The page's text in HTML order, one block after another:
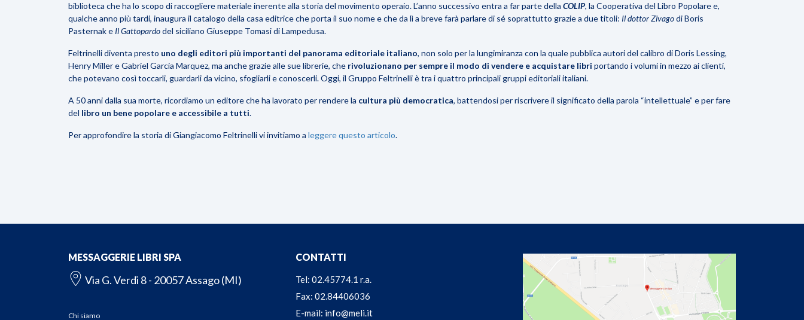
biblioteca che ha lo scopo di raccogliere materiale inerente alla storia del movimento operaio. L’anno successivo entra a far parte della COLIP, la Cooperativa del Libro Popolare e,
qualche anno più tardi, inaugura il catalogo della casa editrice che porta il suo nome e che da lì a breve farà parlare di sé soprattutto grazie a due titoli: Il dottor Zivagodi Boris
Pasternak e Il Gattopardodel siciliano Giuseppe Tomasi di Lampedusa.
Feltrinelli diventa presto uno degli editori più importanti del panorama editoriale italiano, non solo per la lungimiranza con la quale pubblica autori del calibro di Doris Lessing,
Henry Miller e Gabriel Garcia Marquez, ma anche grazie alle suelibrerie, che rivoluzionano per sempre il modo di vendere e acquistare libri portando i volumi in mezzo ai clienti,
che potevano così toccarli, guardarli da vicino, sfogliarli e conoscerli.Oggi, il Gruppo Feltrinelli è tra i quattro principali gruppi editoriali italiani.
A 50 anni dalla sua morte, ricordiamo un editore che ha lavorato per rendere la cultura più democratica, battendosi per riscrivereil significato della parola “intellettuale” e per fare
del libro un bene popolare e accessibile a tutti.
Per approfondire la storia di Giangiacomo Feltrinelli vi invitiamo a leggere questo articolo.
MESSAGGERIE LIBRI SPA
Via G. Verdi 8 - 20057 Assago (MI)
Chi siamo
CONTATTI
Tel: 02.45774.1 r.a.
Fax: 02.84406036
E-mail: info@meli.it